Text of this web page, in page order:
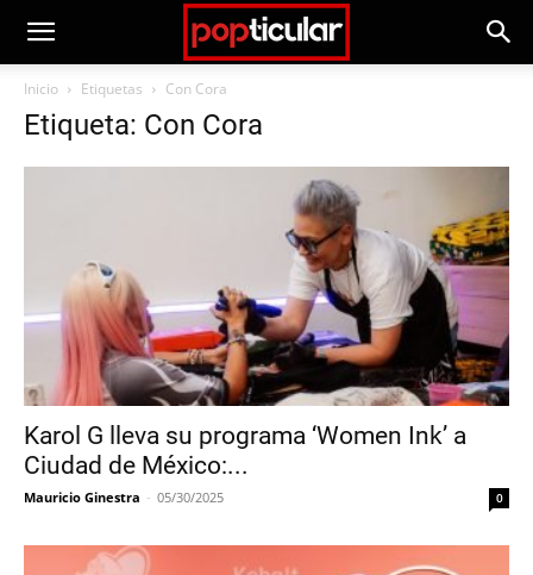
Inicio Etiquetas Con Cora
Etiqueta: Con Cora
Karol G lleva su programa ‘Women Ink’ a
Ciudad de México:...
Mauricio Ginestra - 05/30/2025 0